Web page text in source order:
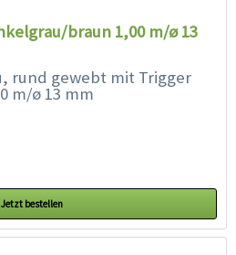
braun 1,00 m/ø 13
rund gewebt mit Trigger
m/ø 13 mm
Jetzt bestellen